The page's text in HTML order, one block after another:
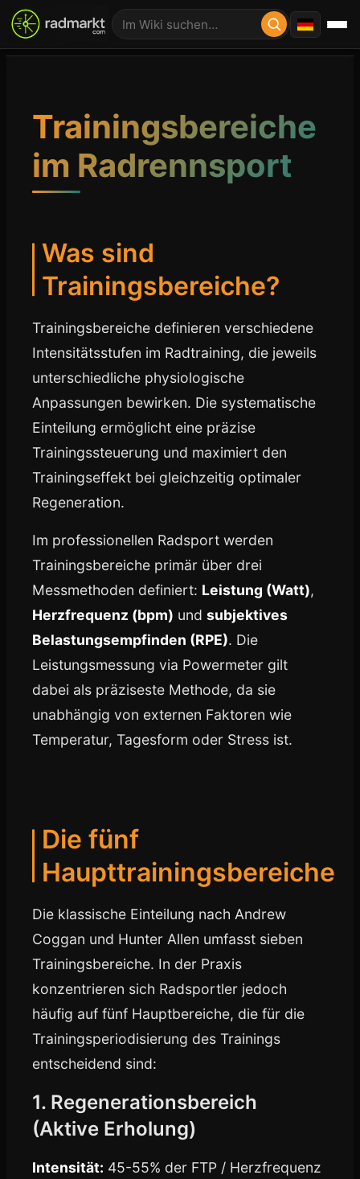
Trainingsbereiche
im Radrennsport
Was sind
Trainingsbereiche?
Trainingsbereiche definieren verschiedene
Intensitätsstufen im Radtraining, die jeweils
unterschiedliche physiologische
Anpassungen bewirken. Die systematische
Einteilung ermöglicht eine präzise
Trainingssteuerung und maximiert den
Trainingseffekt bei gleichzeitig optimaler
Regeneration.
Im professionellen Radsport werden
Trainingsbereiche primär über drei
Messmethoden definiert: Leistung (Watt),
Herzfrequenz (bpm) und subjektives
Belastungsempfinden (RPE). Die
Leistungsmessung via Powermeter gilt
dabei als präziseste Methode, da sie
unabhängig von externen Faktoren wie
Temperatur, Tagesform oder Stress ist.
Die fünf
Haupttrainingsbereiche
Die klassische Einteilung nach Andrew
Coggan und Hunter Allen umfasst sieben
Trainingsbereiche. In der Praxis
konzentrieren sich Radsportler jedoch
häufig auf fünf Hauptbereiche, die für die
Trainingsperiodisierung des Trainings
entscheidend sind:
1. Regenerationsbereich
(Aktive Erholung)
Intensität: 45-55% der FTP / Herzfrequenz